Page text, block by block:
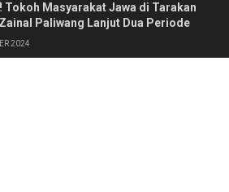
Tokoh Masyarakat Jawa di Tarakan
Paliwang Lanjut Dua Periode
2024